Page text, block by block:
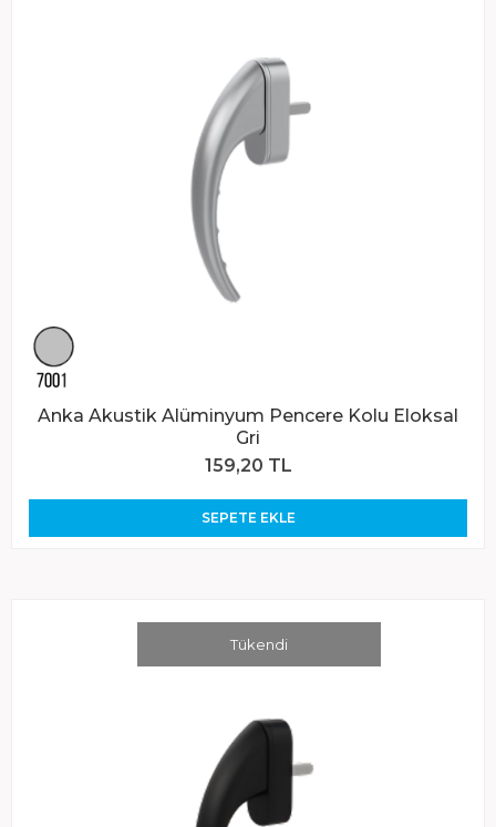
Anka Akustik Alüminyum Pencere Kolu Eloksal
Gri
159,20 TL
SEPETE EKLE
Tükendi